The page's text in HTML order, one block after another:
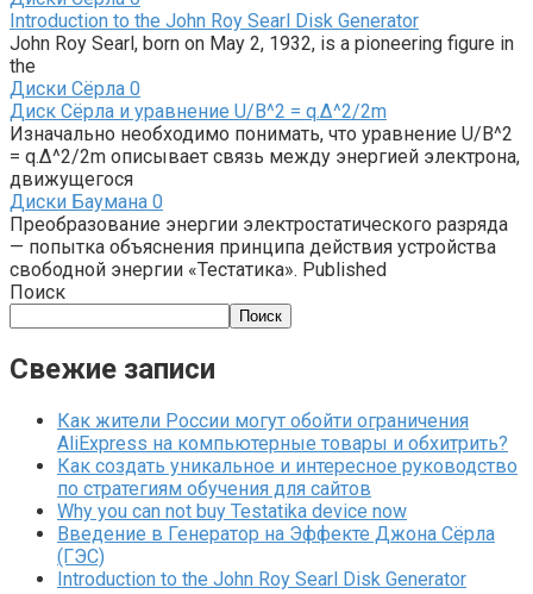
Introduction to the John Roy Searl Disk Generator
John Roy Searl, born on May 2, 1932, is a pioneering figure in
the
Диски Сёрла 0
Диск Сёрла и уравнение U/B^2 = q.∆^2/2m
Изначально необходимо понимать, что уравнение U/B^2
= q.∆^2/2m описывает связь между энергией электрона,
движущегося
Диски Баумана 0
Преобразование энергии электростатического разряда
— попытка объяснения принципа действия устройства
свободной энергии «Тестатика». Published
Поиск
Поиск
Свежие записи
Как жители России могут обойти ограничения
AliExpress на компьютерные товары и обхитрить?
Как создать уникальное и интересное руководство
по стратегиям обучения для сайтов
Why you can not buy Testatika device now
Введение в Генератор на Эффекте Джона Сёрла
(ГЭС)
Introduction to the John Roy Searl Disk Generator